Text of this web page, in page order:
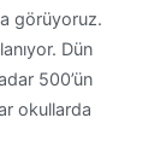
görüyoruz.
Dün
500’ün
okullarda